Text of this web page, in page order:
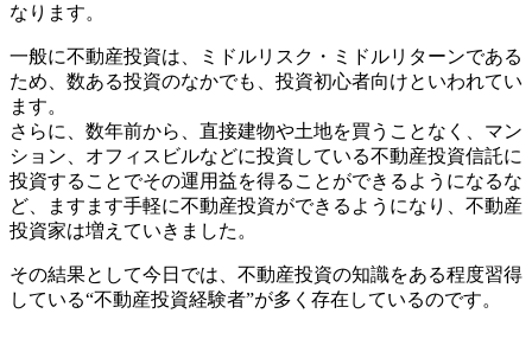
なります。
一般に不動産投資は、ミドルリスク・ミドルリターンである
ため、数ある投資のなかでも、投資初心者向けといわれてい
ます。
さらに、数年前から、直接建物や土地を買うことなく、マン
ション、オフィスビルなどに投資している不動産投資信託に
投資することでその運用益を得ることができるようになるな
ど、ますます手軽に不動産投資ができるようになり、不動産
投資家は増えていきました。
その結果として今日では、不動産投資の知識をある程度習得
している“不動産投資経験者”が多く存在しているのです。